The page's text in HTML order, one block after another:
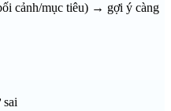
cảnh/mục tiêu) → gợi ý càng
sai